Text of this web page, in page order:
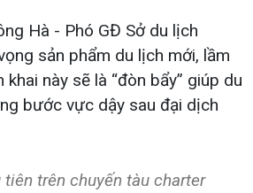
Hà - Phó GĐ Sở du lịch
sản phẩm du lịch mới, lầm
này sẽ là “đòn bẩy” giúp du
bước vực dậy sau đại dịch
tiên trên chuyến tàu charter